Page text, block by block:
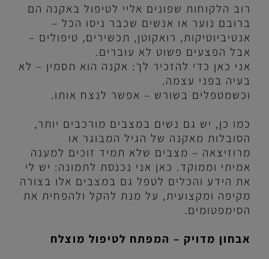
רוב הלקוחות שפונים אליי לטיפול באקנה הם
ברובם נוער או אנשים שכבר ניסו הכל –
אנטיביוטיקות, רואקוטן, תכשירים, טיפולים –
אבל הפצעים פשוט לא עוברים.
אני כאן כדי להזכיר לך: אקנה הוא תסמין – לא
בעיה בפני עצמה.
וכשמטפלים בשורש – אפשר לנצח אותו.
כמו כן, יש גם נשים במצבים מורכבים יותר,
הסובלות מאקנה של הגיל המבוגר או
מרוזיצאה – מצבים שלא תמיד זוכים למענה
אמיתי וממוקד. כאן אני נכנסת לתמונה: יש לי
את הידע והכלים לטפל גם במצבים אלו בצורה
מקיפה ומקצועית, על מנת להקל ולהפחית את
הסימפטומים.
אבחון מדויק – המפתח לטיפול מוצלח